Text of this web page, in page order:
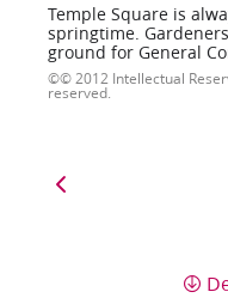
Temple Square is
springtime.
ground for General
© 2012 Intellectual
reserved.